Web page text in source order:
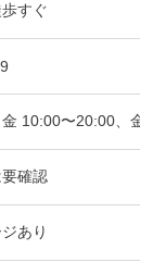
すぐ
金 10:00〜20:00、金
確認
あり